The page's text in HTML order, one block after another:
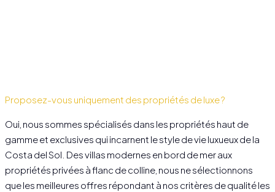
Proposez-vous uniquement des propriétés de luxe ?
Oui, nous sommes spécialisés dans les propriétés haut de
gamme et exclusives qui incarnent le style de vie luxueux de la
Costa del Sol. Des villas modernes en bord de mer aux
propriétés privées à flanc de colline, nous ne sélectionnons
que les meilleures offres répondant à nos critères de qualité les